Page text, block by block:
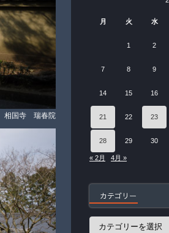
相国寺 瑞春院
月 火 水
1 2
7 8 9
14 15 16
21 22 23
28 29 30
« 2月 4月 »
カテゴリー
カ